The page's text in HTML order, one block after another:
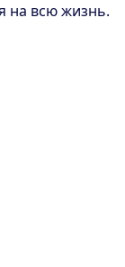
на всю жизнь.